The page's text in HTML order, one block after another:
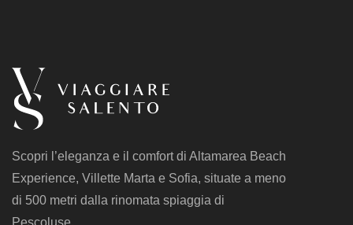
Scopri l’eleganza e il comfort di Altamarea Beach
Experience, Villette Marta e Sofia, situate a meno
di 500 metri dalla rinomata spiaggia di
Pescoluse.